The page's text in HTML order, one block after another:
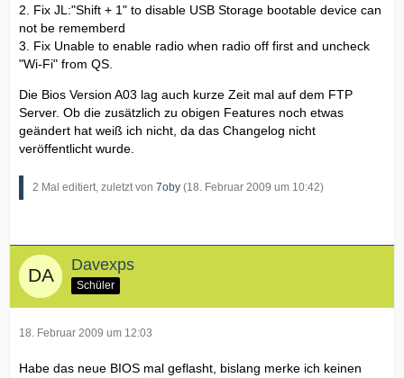
2. Fix JL:"Shift + 1" to disable USB Storage bootable device can
not be rememberd
3. Fix Unable to enable radio when radio off first and uncheck
"Wi-Fi" from QS.
Die Bios Version A03 lag auch kurze Zeit mal auf dem FTP
Server. Ob die zusätzlich zu obigen Features noch etwas
geändert hat weiß ich nicht, da das Changelog nicht
veröffentlicht wurde.
2 Mal editiert, zuletzt von 7oby (18. Februar 2009 um 10:42)
Davexps
Schüler
18. Februar 2009 um 12:03
Habe das neue BIOS mal geflasht, bislang merke ich keinen